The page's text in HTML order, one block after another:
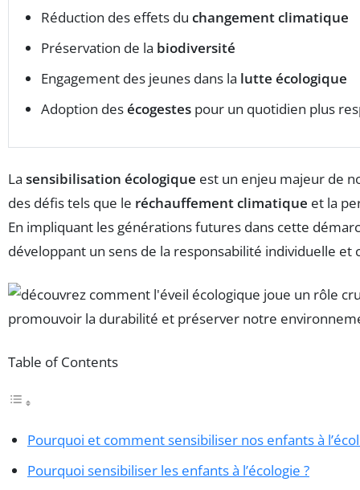
Réduction des effets du changement climatique
Préservation de la biodiversité
Engagement des jeunes dans la lutte écologique
Adoption desécogestes pour un quotidien plus
La sensibilisation écologique est un enjeu majeur de
des défis tels que le réchauffement climatique et la
En impliquant les générations futures dans cette
développant un sens de la responsabilité individuelle et
Table of Contents
Pourquoi et comment sensibiliser nos enfants à
Pourquoi sensibiliser les enfants à l’écologie ?